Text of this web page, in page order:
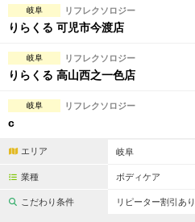
岐阜 リフレクソロジー
りらくる 可児市今渡店
岐阜 リフレクソロジー
りらくる 高山西之一色店
岐阜 リフレクソロジー
c
エリア 岐阜
業種 ボディケア
こだわり条件 リピーター割引あり